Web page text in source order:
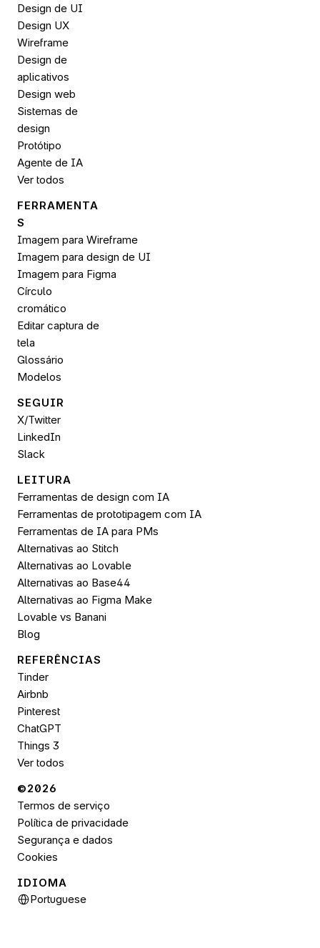
Design de UI
Design UX
Wireframe
Design de
aplicativos
Design web
Sistemas de
design
Protótipo
Agente de IA
Ver todos
FERRAMENTA
S
Imagem para Wireframe
Imagem para design de UI
Imagem para Figma
Círculo
cromático
Editar captura de
tela
Glossário
Modelos
SEGUIR
X/Twitter
LinkedIn
Slack
LEITURA
Ferramentas de design com IA
Ferramentas de prototipagem com IA
Ferramentas de IA para PMs
Alternativas ao Stitch
Alternativas ao Lovable
Alternativas ao Base44
Alternativas ao Figma Make
Lovable vs Banani
Blog
REFERÊNCIAS
Tinder
Airbnb
Pinterest
ChatGPT
Things 3
Ver todos
©2026
Termos de serviço
Política de privacidade
Segurança e dados
Cookies
IDIOMA
Select Language
Portuguese